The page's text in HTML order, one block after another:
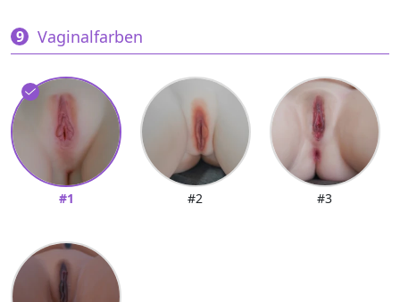
Vaginalfarben
#1 #2 #3